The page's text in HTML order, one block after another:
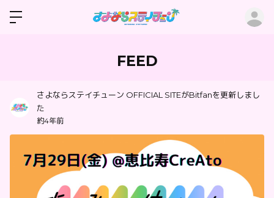
FEED
さよならステイチューン OFFICIAL SITEがBitfanを更新しまし
た
約4年前